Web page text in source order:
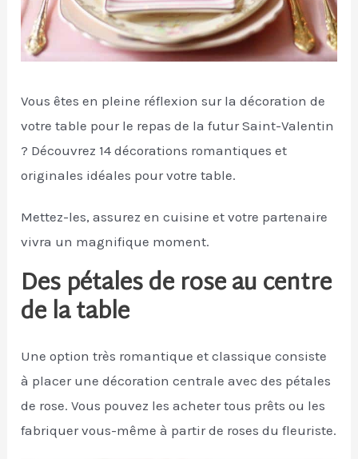
Vous êtes en pleine réflexion sur la décoration de
votre table pour le repas de la futur Saint-Valentin
? Découvrez 14 décorations romantiques et
originales idéales pour votre table.
Mettez-les, assurez en cuisine et votre partenaire
vivra un magnifique moment.
Des pétales de rose au centre
de la table
Une option très romantique et classique consiste
à placer une décoration centrale avec des pétales
de rose. Vous pouvez les acheter tous prêts ou les
fabriquer vous-même à partir de roses du fleuriste.